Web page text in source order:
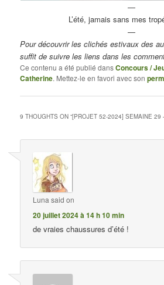
—
L’été, jamais sans mes
—
Pour découvrir les clichés estivaux des
suffit de suivre les liens dans les
Ce contenu a été publié dansConcours /
Catherine. Mettez-le en favori avec son
9 THOUGHTS ON “[PROJET 52-2024] SEMAINE 29
Luna said on
20 juillet 2024 à 14 h 10 min
de vraies chaussures d’été !